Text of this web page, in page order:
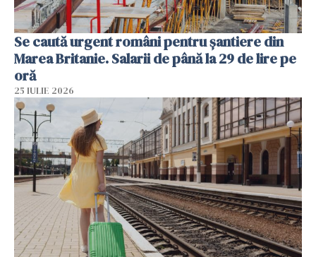
Se caută urgent români pentru șantiere din
Marea Britanie. Salarii de până la 29 de lire pe
oră
25 IULIE 2026